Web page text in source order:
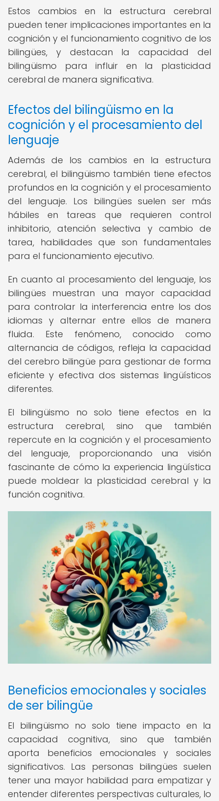
Estos cambios en la estructura cerebral
pueden tener implicaciones importantes en la
cognición y el funcionamiento cognitivo de los
bilingües, y destacan la capacidad del
bilingüismo para influir en la plasticidad
cerebral de manera significativa.
Efectos del bilingüismo en la
cognición y el procesamiento del
lenguaje
Además de los cambios en la estructura
cerebral, el bilingüismo también tiene efectos
profundos en la cognición y el procesamiento
del lenguaje. Los bilingües suelen ser más
hábiles en tareas que requieren control
inhibitorio, atención selectiva y cambio de
tarea, habilidades que son fundamentales
para el funcionamiento ejecutivo.
En cuanto al procesamiento del lenguaje, los
bilingües muestran una mayor capacidad
para controlar la interferencia entre los dos
idiomas y alternar entre ellos de manera
fluida. Este fenómeno, conocido como
alternancia de códigos, refleja la capacidad
del cerebro bilingüe para gestionar de forma
eficiente y efectiva dos sistemas lingüísticos
diferentes.
El bilingüismo no solo tiene efectos en la
estructura cerebral, sino que también
repercute en la cognición y el procesamiento
del lenguaje, proporcionando una visión
fascinante de cómo la experiencia lingüística
puede moldear la plasticidad cerebral y la
función cognitiva.
Beneficios emocionales y sociales
de ser bilingüe
El bilingüismo no solo tiene impacto en la
capacidad cognitiva, sino que también
aporta beneficios emocionales y sociales
significativos. Las personas bilingües suelen
tener una mayor habilidad para empatizar y
entender diferentes perspectivas culturales, lo